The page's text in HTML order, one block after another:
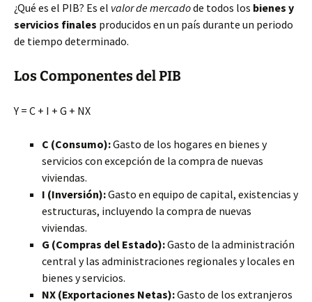
¿Qué es el PIB? Es el valor de mercadode todos los bienes y
servicios finales producidos en un país durante un periodo
de tiempo determinado.
Los Componentes del PIB
Y = C + I + G + NX
C (Consumo):Gasto de los hogares en bienes y
servicios con excepción de la compra de nuevas
viviendas.
I (Inversión):Gasto en equipo de capital, existencias y
estructuras, incluyendo la compra de nuevas
viviendas.
G (Compras del Estado):Gasto de la administración
central y las administraciones regionales y locales en
bienes y servicios.
NX (Exportaciones Netas):Gasto de los extranjeros